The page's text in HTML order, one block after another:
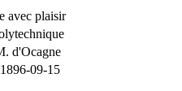
avec plaisir
d'Ocagne
09-15